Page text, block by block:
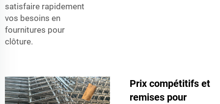
satisfaire rapidement
vos besoins en
fournitures pour
clôture.
Prix compétitifs et
remises pour